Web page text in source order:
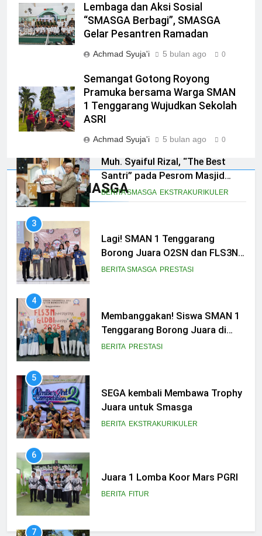
Prestasi SMASGA
Siswa SMAN 1 Tenggarang
Bondowoso Raih Juara 3
Nasional Pencak Silat Kapolri
Cup
BELA DIRI BERITA
SMASGA Loloskan 17 siswa
untuk Paskibraka, 2 melaju ke
Tingkat Provinsi
BERITA
Muh. Syaiful Rizal, “The Best
Santri” pada Pesrom Masjid
Agung At-Taqwa Angkatan 45
BERITA SMASGA EKSTRAKURIKULER
3
Lagi! SMAN 1 Tenggarang
Borong Juara O2SN dan FLS3N
Seni 2025
BERITA SMASGA PRESTASI
4
Membanggakan! Siswa SMAN 1
Tenggarang Borong Juara di
Ajang FLS3N dan LDBI
BERITA PRESTASI
5
SEGA kembali Membawa Trophy
Juara untuk Smasga
BERITA EKSTRAKURIKULER
6
Juara 1 Lomba Koor Mars PGRI
BERITA FITUR
7
Lembaga dan Aksi Sosial
“SMASGA Berbagi”, SMASGA
Gelar Pesantren Ramadan
Achmad Syuja'i 5 bulan ago 0
Semangat Gotong Royong
Pramuka bersama Warga SMAN
1 Tenggarang Wujudkan Sekolah
ASRI
Achmad Syuja'i 5 bulan ago 0